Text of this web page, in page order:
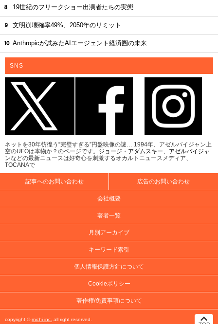
19世紀のフリークショー出演者たちの実態
文明崩壊確率49%、2050年のリミット
Anthropicが試みたAIエージェント経済圏の未来
SNS
ネットを30年彷徨う“完璧すぎる”円盤映像の謎… 1994年、アゼルバイジャン上
空のUFOは本物か？のページです。 ジョージ・アダムスキー
アゼルバイジャ
ンなどの最新ニュースは好奇心を刺激するオカルトニュースメディア、
TOCANAで
記事へのお問い合わせ 広告のお問い合わせ
会社概要
著者一覧
月別アーカイブ
キーワード索引
個人情報保護方針について
Cookieポリシー
著作権/免責事項について
copyright ©michi inc. all right reserved.